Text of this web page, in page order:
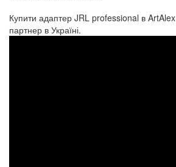
Купити адаптер JRL professional в ArtAlex
партнер в Україні.